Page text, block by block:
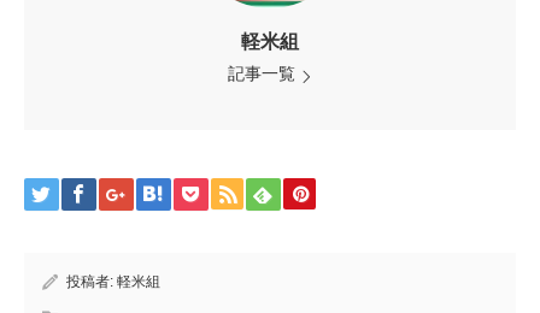
軽米組
記事一覧
投稿者: 軽米組